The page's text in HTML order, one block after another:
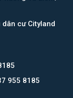
dân cư Cityland
955 8185